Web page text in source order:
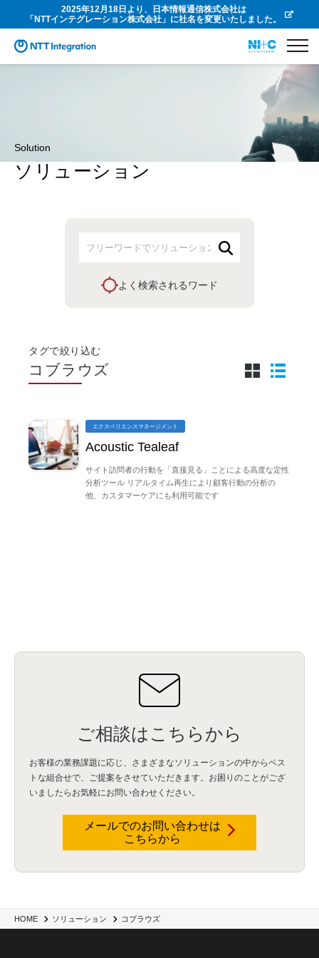
2025年12月18日より、日本情報通信株式会社は
「NTTインテグレーション株式会社」に社名を変更いたしました。
Solution
ソリューション
HOME ソリューション コブラウズ
よく検索されるワード
タグで絞り込む
コブラウズ
エクスペリエンスマネージメント
Acoustic Tealeaf
サイト訪問者の行動を「直接見る」ことによる高度な定性
分析ツール リアルタイム再生により顧客行動の分析の
他、カスタマーケアにも利用可能です
ご相談はこちらから
お客様の業務課題に応じ、さまざまなソリューションの中からベス
トな組合せで、
ご提案をさせていただきます。お困りのことがござ
いましたらお気軽にお問い合わせください。
メールでのお問い合わせは
こちらから